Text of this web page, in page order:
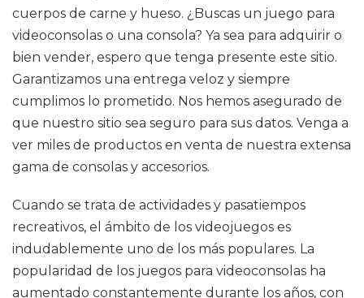
cuerpos de carne y hueso. ¿Buscas un juego para
videoconsolas o una consola? Ya sea para adquirir o
bien vender, espero que tenga presente este sitio.
Garantizamos una entrega veloz y siempre
cumplimos lo prometido. Nos hemos asegurado de
que nuestro sitio sea seguro para sus datos. Venga a
ver miles de productos en venta de nuestra extensa
gama de consolas y accesorios.
Cuando se trata de actividades y pasatiempos
recreativos, el ámbito de los videojuegos es
indudablemente uno de los más populares. La
popularidad de los juegos para videoconsolas ha
aumentado constantemente durante los años, con